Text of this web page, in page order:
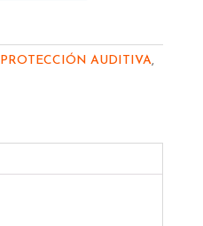
PROTECCIÓN AUDITIVA,